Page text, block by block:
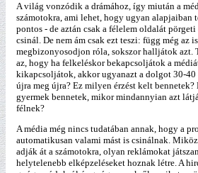
A világ vonzódik a drámához, így miután a
számotokra, ami lehet, hogy ugyan alapjaiban
pontos - de aztán csak a félelem oldalát
csinál. De nem ám csak ezt teszi: függ még az
megbizonyosodjon róla, sokszor halljátok azt.
az, hogy ha felkeléskor bekapcsoljátok a
kikapcsoljátok, akkor ugyanazt a dolgot 30-
újra meg újra? Ez milyen érzést kelt bennetek?
gyermek bennetek, mikor mindannyian azt
félnek?
A média még nincs tudatában annak, hogy a
automatikusan valami mást is csinálnak.
adják át a számotokra, olyan reklámokat
helytelenebb elképzeléseket hoznak létre. A